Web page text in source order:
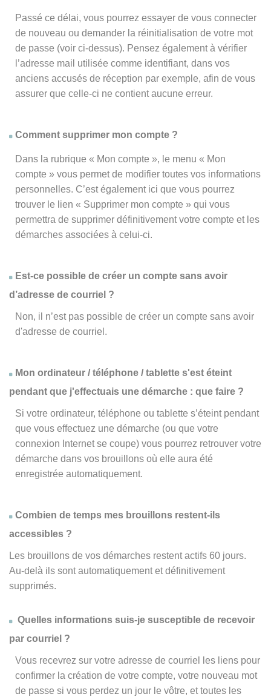
Passé ce délai, vous pourrez essayer de vous connecter
de nouveau ou demander la réinitialisation de votre mot
de passe (voir ci-dessus). Pensez également à vérifier
l’adresse mail utilisée comme identifiant, dans vos
anciens accusés de réception par exemple, afin de vous
assurer que celle-ci ne contient aucune erreur.
Comment supprimer mon compte ?
Dans la rubrique « Mon compte », le menu « Mon
compte » vous permet de modifier toutes vos informations
personnelles. C’est également ici que vous pourrez
trouver le lien « Supprimer mon compte » qui vous
permettra de supprimer définitivement votre compte et les
démarches associées à celui-ci.
Est-ce possible de créer un compte sans avoir
d’adresse de courriel ?
Non, il n’est pas possible de créer un compte sans avoir
d'adresse de courriel.
Mon ordinateur / téléphone / tablette s'est éteint
pendant que j'effectuais une démarche : que faire ?
Si votre ordinateur, téléphone ou tablette s’éteint pendant
que vous effectuez une démarche (ou que votre
connexion Internet se coupe) vous pourrez retrouver votre
démarche dans vos brouillons où elle aura été
enregistrée automatiquement.
Combien de temps mes brouillons restent-ils
accessibles ?
Les brouillons de vos démarches restent actifs 60 jours.
Au-delà ils sont automatiquement et définitivement
supprimés.
Quelles informations suis-je susceptible de recevoir
par courriel ?
Vous recevrez sur votre adresse de courriel les liens pour
confirmer la création de votre compte, votre nouveau mot
de passe si vous perdez un jour le vôtre, et toutes les